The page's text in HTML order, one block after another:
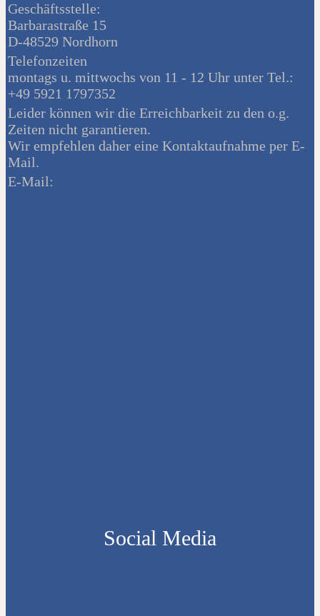
Geschäftsstelle:
Barbarastraße 15
D-48529 Nordhorn
Telefonzeiten
montags u. mittwochs von 11 - 12 Uhr unter Tel.:
+49 5921 1797352
Leider können wir die Erreichbarkeit zu den o.g.
Zeiten nicht garantieren.
Wir empfehlen daher eine Kontaktaufnahme per E-
Mail.
E-Mail:
Social Media